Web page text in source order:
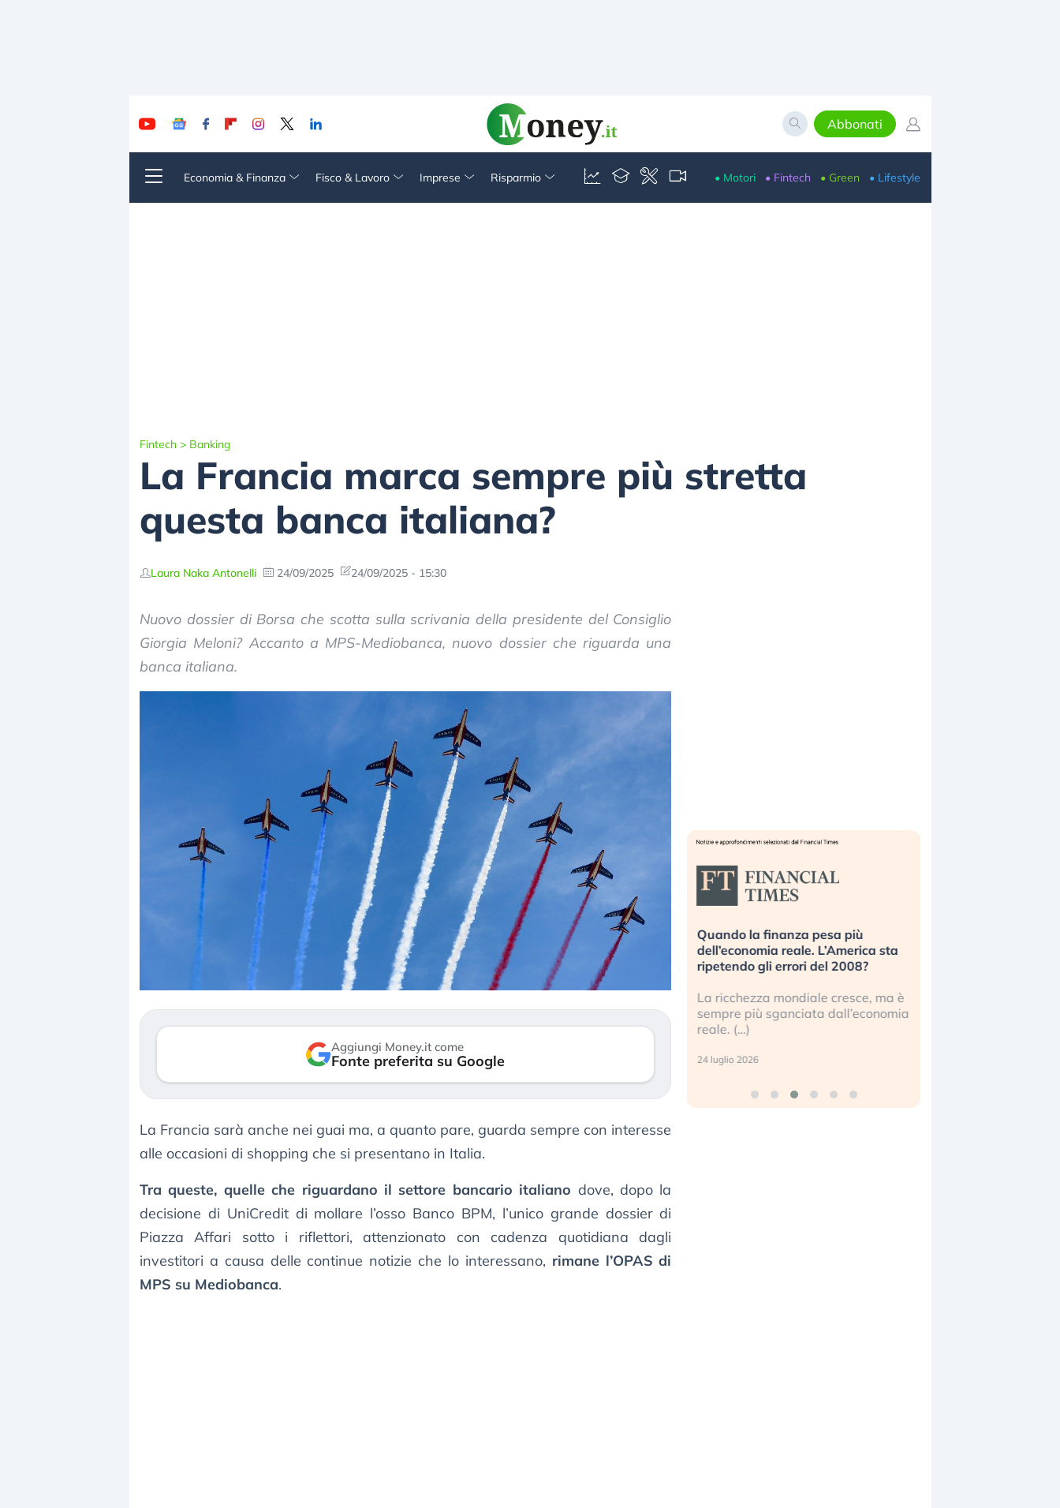
Abbonati
Economia & Finanza Fisco & Lavoro Imprese Risparmio • Motori • Fintech • Green • Lifestyle
Fintech > Banking
La Francia marca sempre più stretta
questa banca italiana?
Laura Naka Antonelli 24/09/2025 24/09/2025 - 15:30
Nuovo dossier di Borsa che scotta sulla scrivania della presidente del Consiglio
Giorgia Meloni? Accanto a MPS-Mediobanca, nuovo dossier che riguarda una
banca italiana.
Aggiungi Money.it come
Fonte preferita su Google
La Francia sarà anche nei guai ma, a quanto pare, guarda sempre con interesse
alle occasioni di shopping che si presentano in Italia.
Tra queste, quelle che riguardano il settore bancario italiano dove, dopo la
decisione di UniCredit di mollare l’osso Banco BPM, l’unico grande dossier di
Piazza Affari sotto i riflettori, attenzionato con cadenza quotidiana dagli
investitori a causa delle continue notizie che lo interessano, rimane l’OPAS di
MPS su Mediobanca.
Dalle valutazioni estreme alla
correzione. Cosa sta guidando il
repricing degli asset?
mostrando segni di stanchezza
verso le (…)
«La mia vita è rovinata». Investitori
in preda al panico dopo lo scoppio
della bolla AI
Kospi, mentre gli investitori retail (…)
30 luglio 2026
Quando la finanza pesa più
dell’economia reale. L’America sta
ripetendo gli errori del 2008?
La ricchezza mondiale cresce, ma è
sempre più sganciata dall’economia
reale. (…)
24 luglio 2026